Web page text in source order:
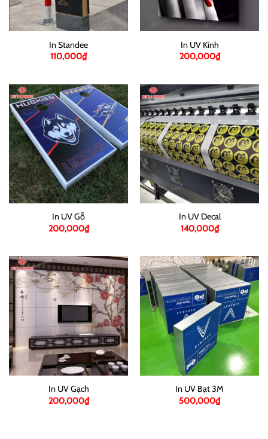
In Standee
110,000₫
In UV Kính
200,000₫
In UV Gỗ
200,000₫
In UV Decal
140,000₫
In UV Gạch
200,000₫
In UV Bạt 3M
500,000₫